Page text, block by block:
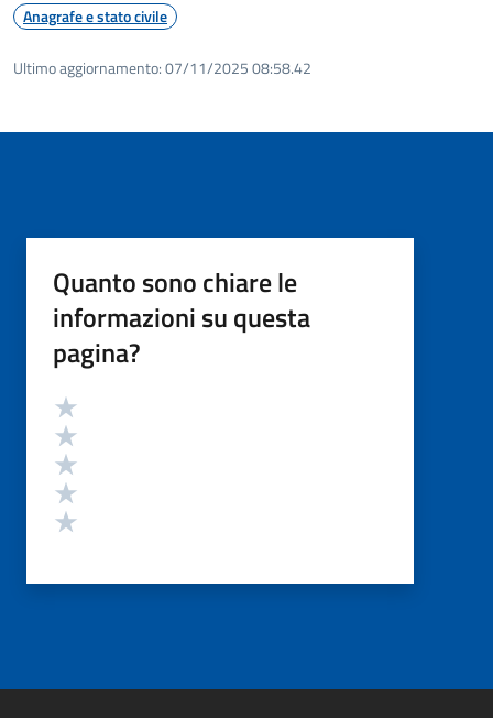
Anagrafe e stato civile
Ultimo aggiornamento:07/11/2025 08:58.42
Quanto sono chiare le
informazioni su questa
pagina?
Valutazione